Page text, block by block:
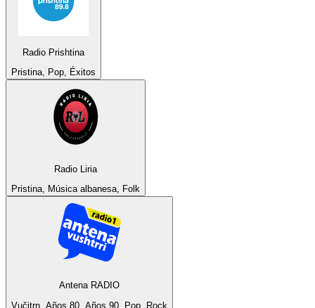
Radio Prishtina
Pristina, Pop, Éxitos
Radio Liria
Pristina, Música albanesa, Folk
Antena RADIO
Vučitrn, Años 80, Años 90, Pop, Rock